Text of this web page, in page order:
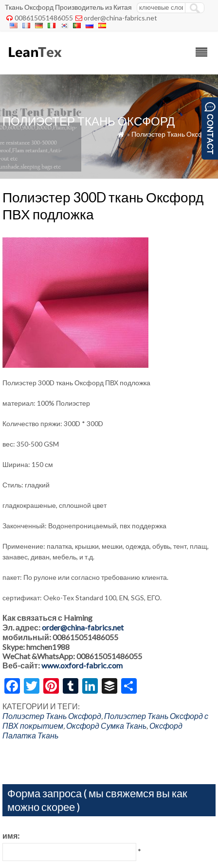
Ткань Оксфорд Производитель из Китая
 008615051486055  order@china-fabrics.net
ПОЛИЭСТЕР ТКАНЬ ОКСФОРД
 » Полиэстер Ткань Оксфорд
Полиэстер 300D ткань Оксфорд
ПВХ подложка
Полиэстер 300D ткань Оксфорд ПВХ подложка
материал: 100% Полиэстер
Количество пряжи: 300D * 300D
вес: 350-500 GSM
Ширина: 150 см
Стиль: гладкий
гладкокрашеные, сплошной цвет
Законченный: Водонепроницаемый, пвх поддержка
Применение: палатка, крышки, мешки, одежда, обувь, тент, плащ,
занавес, диван, мебель, и т.д.
пакет: По рулоне или согласно требованию клиента.
сертификат: Oeko-Tex Standard 100, EN, SGS, ЕГО.
Как связаться с Haiming
Эл. адрес:order@china-fabrics.net
мобильный: 008615051486055
Skype: hmchen1988
WeChat &WhatsApp: 008615051486055
Веб-сайт:www.oxford-fabric.com
Facebook
Twitter
Pinterest
Tumblr
LinkedIn
Buffer
КАТЕГОРИИ И ТЕГИ:
Полиэстер Ткань Оксфорд,Полиэстер Ткань Оксфорд с
ПВХ покрытием,Оксфорд Сумка Ткань,Оксфорд
Палатка Ткань
Форма запроса ( мы свяжемся вы как
можно скорее )
имя:
*